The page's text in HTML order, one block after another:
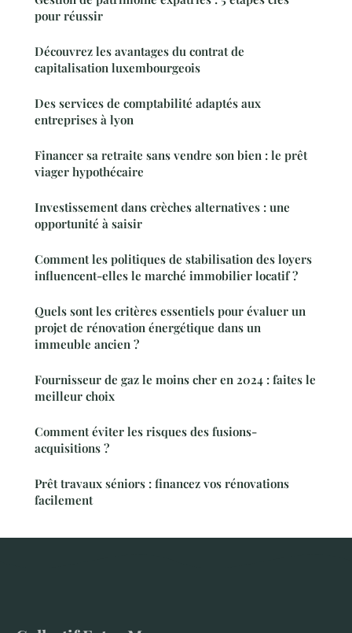
pour réussir
Découvrez les avantages du contrat de
capitalisation luxembourgeois
Des services de comptabilité adaptés aux
entreprises à lyon
Financer sa retraite sans vendre son bien : le prêt
viager hypothécaire
Investissement dans crèches alternatives : une
opportunité à saisir
Comment les politiques de stabilisation des loyers
influencent-elles le marché immobilier locatif ?
Quels sont les critères essentiels pour évaluer un
projet de rénovation énergétique dans un
immeuble ancien ?
Fournisseur de gaz le moins cher en 2024 : faites le
meilleur choix
Comment éviter les risques des fusions-
acquisitions ?
Prêt travaux séniors : financez vos rénovations
facilement